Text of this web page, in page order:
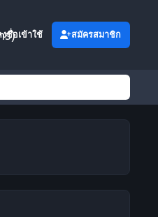
งชื่อเข้าใช้ สมัครสมาชิก